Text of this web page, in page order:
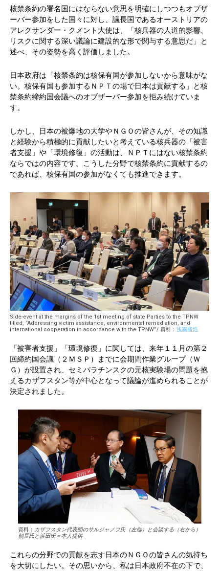
核禁条約の署名国にはならない意思を明確にしつつもオブザ
ーバー参加をした国々に対し、議長国であるオーストリアの
アレクサンダー・クメント大使は、「核兵器の人道的影響、
リスクに関する深い議論に建設的な形で関与する意思だ」と
述べ、その姿勢を高く評価しました。
日本政府は「核禁条約は核保有国が参加しないから意味がな
い。核保有国も参加するＮＰＴの場で日本は貢献する」と核
禁条約締約国会議へのオブザーバー参加を拒み続けていま
す。
しかし、日本の被爆地の大学やＮＧＯの皆さんが、その知識
と経験から積極的に貢献したいと考えている核兵器の「被害
者支援」や「環境修復」の活動は、ＮＰＴにはない核禁条約
ならではの内容です。こうした分野で核禁条約に貢献するの
であれば、核保有国の参加がなくても推進できます。
Side-event at the margins of the 1st meeting of state Parties to the TPNW
titled, “Addressing victim assistance, environmental remediation, and
international cooperation in accordance with the TPNW”/ 資料： 浅霧勝浩
「被害者支援」「環境修復」に関しては、来年１１月の第２
回締約国会議（２ＭＳＰ）までに会期間作業グループ（Ｗ
Ｇ）が設置され、セミパラチンスクの元核実験場の問題を抱
えるカザフスタン等が中心となって議論が進められることが
決定されました。
資料： カザフスタン代表団のサルジャノフ氏（左端）と会談する（右から）
朝長氏と浜田氏＝本人提供
これらの分野での貢献を志す日本のＮＧＯの皆さんの気持ち
を大切にしたい。その思いから、私は日本政府不在の下で、